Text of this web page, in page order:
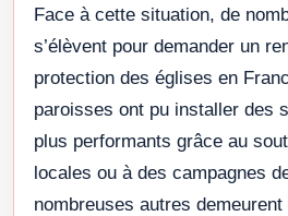
Face à cette situation, de
s’élèvent pour demander un
protection des églises en
paroisses ont pu installer des
plus performants grâce au
locales ou à des campagnes
nombreuses autres